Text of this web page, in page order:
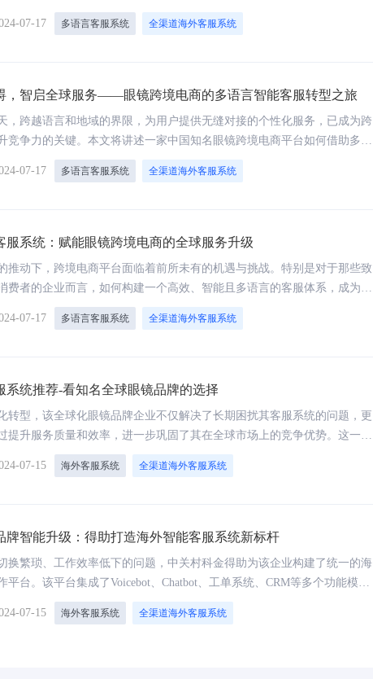
球化竞争中的新优势。展望未来，随着技术的不断进步和应用的深化，多
统将成为跨境电商平台不可或缺的核心竞争力之一，助力企业在全球化浪
07-17 多语言客服系统 全渠道海外客服系统
，智启全球服务——眼镜跨境电商的多语言智能客服转型之旅
，跨越语言和地域的界限，为用户提供无缝对接的个性化服务，已成为跨
竞争力的关键。本文将讲述一家中国知名眼镜跨境电商平台如何借助多语
，成功解决业务扩展中的客户服务痛点，实现服务质量和效率的双重飞
07-17 多语言客服系统 全渠道海外客服系统
服系统：赋能眼镜跨境电商的全球服务升级
推动下，跨境电商平台面临着前所未有的机遇与挑战。特别是对于那些致
费者的企业而言，如何构建一个高效、智能且多语言的客服体系，成为了
争中脱颖而出的关键。本文将以一家总部位于中国、专注于时尚眼镜的知
为例，探讨其如何通过引入多语言智能客服系统，实现服务体系的全面升
07-17 多语言客服系统 全渠道海外客服系统
系统推荐-看知名全球眼镜品牌的选择
转型，该全球化眼镜品牌企业不仅解决了长期困扰其客服系统的问题，更
提升服务质量和效率，进一步巩固了其在全球市场上的竞争优势。这一案
能客服系统在全球化服务革新中的重要作用，为其他企业提供了宝贵的参
07-15 海外客服系统 全渠道海外客服系统
牌智能升级：得助打造海外智能客服系统新标杆
换繁琐、工作效率低下的问题，中关村科金得助为该企业构建了统一的海
平台。该平台集成了Voicebot、Chatbot、工单系统、CRM等多个功能模
户咨询到问题解决的全程闭环管理。坐席人员只需在一个界面上即可完成
简化了工作流程，还大幅提升了工作效率。同时，该平台支持自由工作台
07-15 海外客服系统 全渠道海外客服系统